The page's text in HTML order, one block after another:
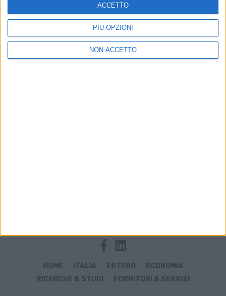
PIÙ OPZIONI
NON ACCETTO
ACCETTO
HOME ITALIA ESTERO
ECONOMIA
RICERCHE & STUDI
FORNITORI & SERVIZI